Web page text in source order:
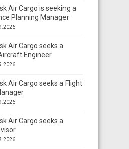
Air Cargo is seeking a
Planning Manager
Air Cargo seeks a
Engineer
Air Cargo seeks a Flight
Air Cargo seeks a